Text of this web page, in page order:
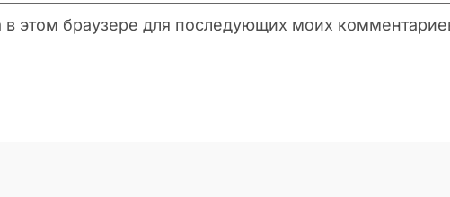
в этом браузере для последующих моих